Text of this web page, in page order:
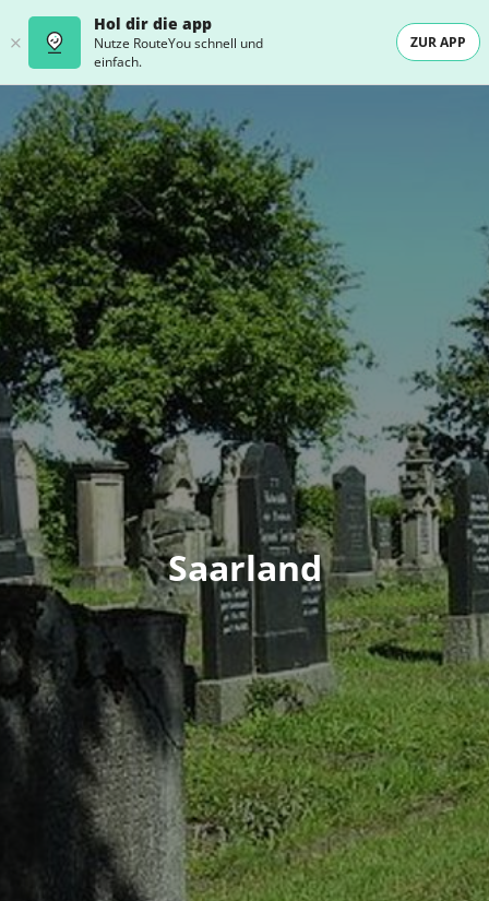
Hol dir die app
Nutze RouteYou schnell und
einfach.
ZUR APP
Saarland